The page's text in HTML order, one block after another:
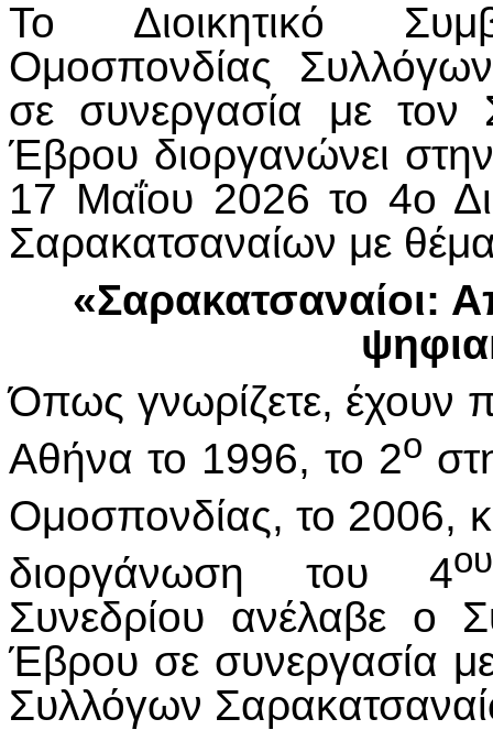
Το Διοικητικό
Ομοσπονδίας
σε συνεργασία με τον
Έβρου διοργανώνει
17 Μαΐου 2026 το 4ο
Σαρακατσαναίων με
«Σαρακατσαναίοι:
Όπως γνωρίζετε, έχουν
Αθήνα το 1996, το 2ο
Ομοσπονδίας, το 2006,
διοργάνωση του 4ου
Συνεδρίου ανέλαβε ο
Έβρου σε συνεργασία
Συλλόγων